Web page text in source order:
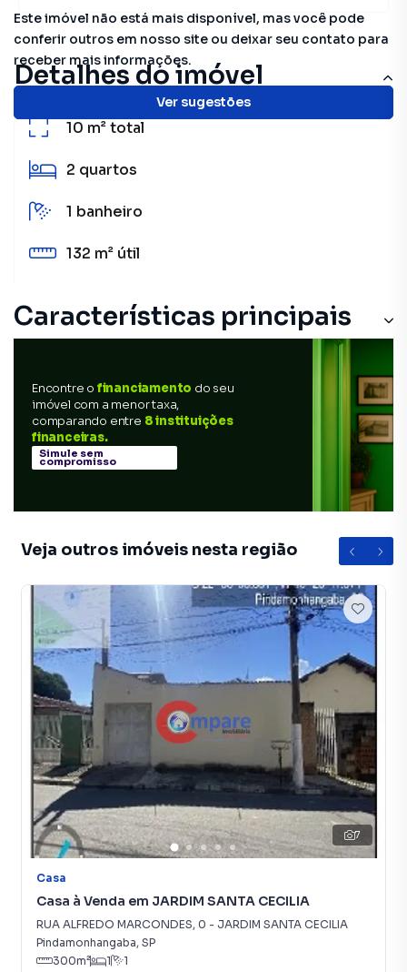
Este imóvel não está mais disponível, mas você pode
conferir outros em nosso site ou deixar seu contato para
receber mais informações.
Ver sugestões
Detalhes do imóvel
10 m²total
2 quartos
1 banheiro
132 m² útil
Características principais
Encontre o financiamento do seu
imóvel com a menor taxa,
comparando entre 8 instituições
financeiras.
Simule sem
compromisso
Veja outros imóveis nesta região
7
Casa
Casa à Venda em JARDIM SANTA CECILIA
RUA ALFREDO MARCONDES, 0 - JARDIM SANTA CECILIA
Pindamonhangaba, SP
300m² 1 1